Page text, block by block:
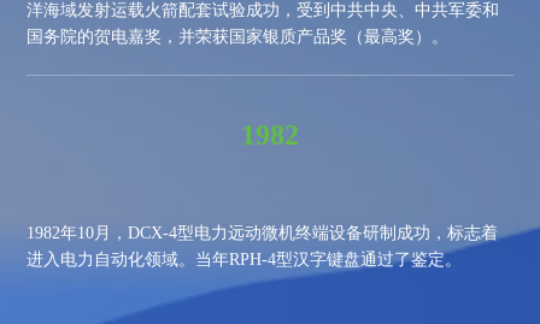
洋海域发射运载火箭配套试验成功，受到中共中央、中共军委和
国务院的贺电嘉奖，并荣获国家银质产品奖（最高奖）。
1982
1982年10月
，DCX-4型电力远动微机终端设备研制成功，标志着
进入电力自动化领域。当年RPH-4型汉字键盘通过了鉴定。